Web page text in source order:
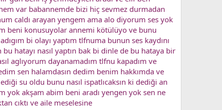
var babannemde bizi hiç sevmez durmadan
caldı arayan yengem ama alo diyorum ses yok
beni konusuyolar annemi kötülüyo ve bunu
bi olayı yaptım tlfnuma bunun ses kaydını
hatayı nasıl yaptın bak bi dinle de bu hataya bir
aglıyorum dayanamadım tlfnu kapadım ve
sen halamdasın dedim benim hakkımda ve
su oldu bunu nasıl ispatlıcaksın ki dediği an
yok akşam abim beni aradı yengen yok sen ne
cıktı ve aile meselesine